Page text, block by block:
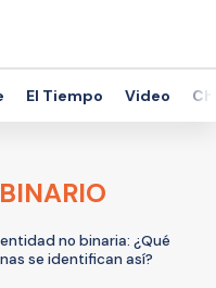
El Tiempo Video
no binaria: ¿Qué
se identifican así?